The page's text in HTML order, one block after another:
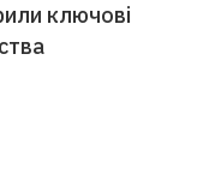
ключові